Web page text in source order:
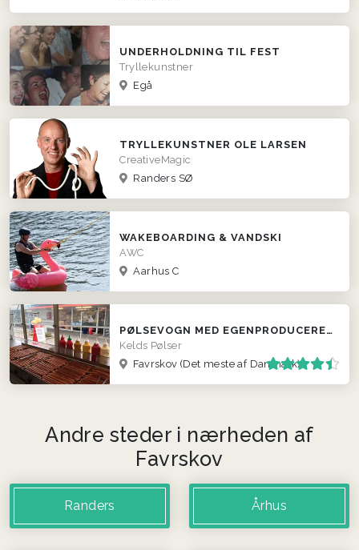
UNDERHOLDNING TIL FEST
Tryllekunstner
Egå
TRYLLEKUNSTNER OLE LARSEN
CreativeMagic
Randers SØ
WAKEBOARDING & VANDSKI
AWC
Aarhus C
PØLSEVOGN MED EGENPRODUCEREDE PØLSER
Kelds Pølser
Favrskov (Det meste af Danmark)
Andre steder i nærheden af
Favrskov
Randers Århus